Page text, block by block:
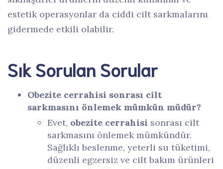
estetik operasyonlar da ciddi cilt sarkmalarını
gidermede etkili olabilir.
Sık Sorulan Sorular
Obezite cerrahisi sonrası cilt
sarkmasını önlemek mümkün müdür?
Evet, obezite cerrahisi sonrası cilt
sarkmasını önlemek mümkündür.
Sağlıklı beslenme, yeterli su tüketimi,
düzenli egzersiz ve cilt bakım ürünleri